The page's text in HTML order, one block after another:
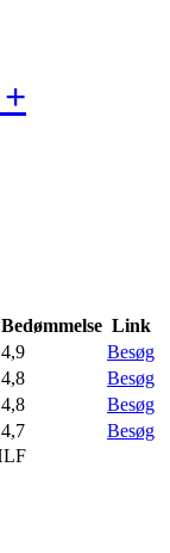
Bedømmelse Link
4,9
Besøg
4,8
Besøg
4,8
Besøg
4,7
Besøg